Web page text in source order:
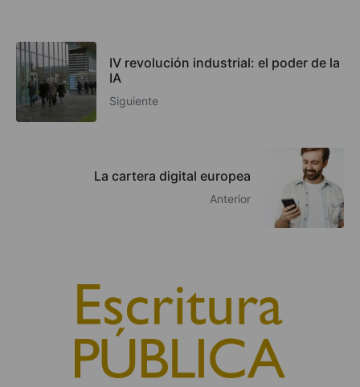
IV revolución industrial: el poder de la
IA
Siguiente
La cartera digital europea
Anterior